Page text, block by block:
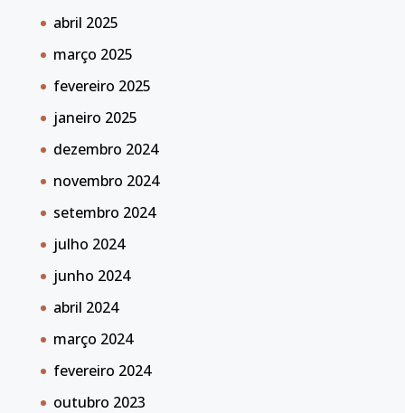
abril 2025
março 2025
fevereiro 2025
janeiro 2025
dezembro 2024
novembro 2024
setembro 2024
julho 2024
junho 2024
abril 2024
março 2024
fevereiro 2024
outubro 2023